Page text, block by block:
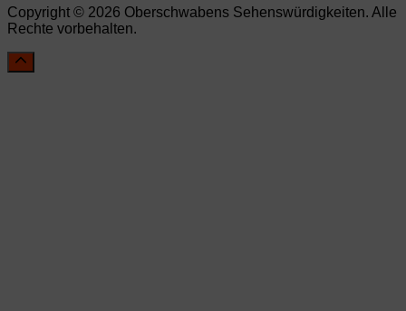
Copyright © 2026 Oberschwabens Sehenswürdigkeiten. Alle
Rechte vorbehalten.